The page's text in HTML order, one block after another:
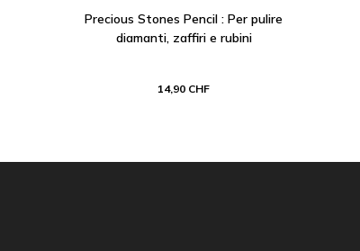
Precious Stones Pencil : Per pulire
diamanti, zaffiri e rubini
14,90 CHF